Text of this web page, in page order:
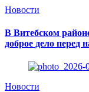
Новости
В Витебском
доброе дело перед
Новости